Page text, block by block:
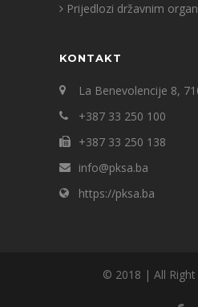
Prijedlozi državnim
KONTAKT
La Benevolencije 8,
+387 33 250 100
+387 33 250 138
info@pksa.ba
https://pksa.ba
© 2018 | All Right